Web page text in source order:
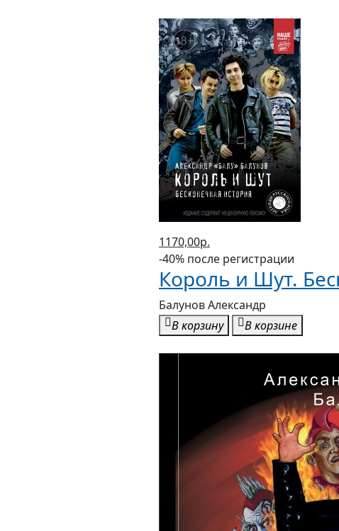
1170,00р.
-40% после регистрации
Король и Шут.
Балунов Александр
В корзину
В корзине